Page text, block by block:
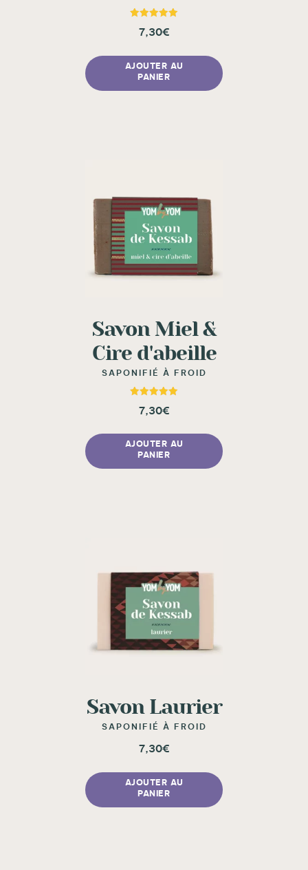
5.00
7,30€
AJOUTER AU
PANIER
Savon Miel &
Cire d'abeille
SAPONIFIÉ À FROID
5.00
7,30€
AJOUTER AU
PANIER
Savon Laurier
SAPONIFIÉ À FROID
7,30€
AJOUTER AU
PANIER